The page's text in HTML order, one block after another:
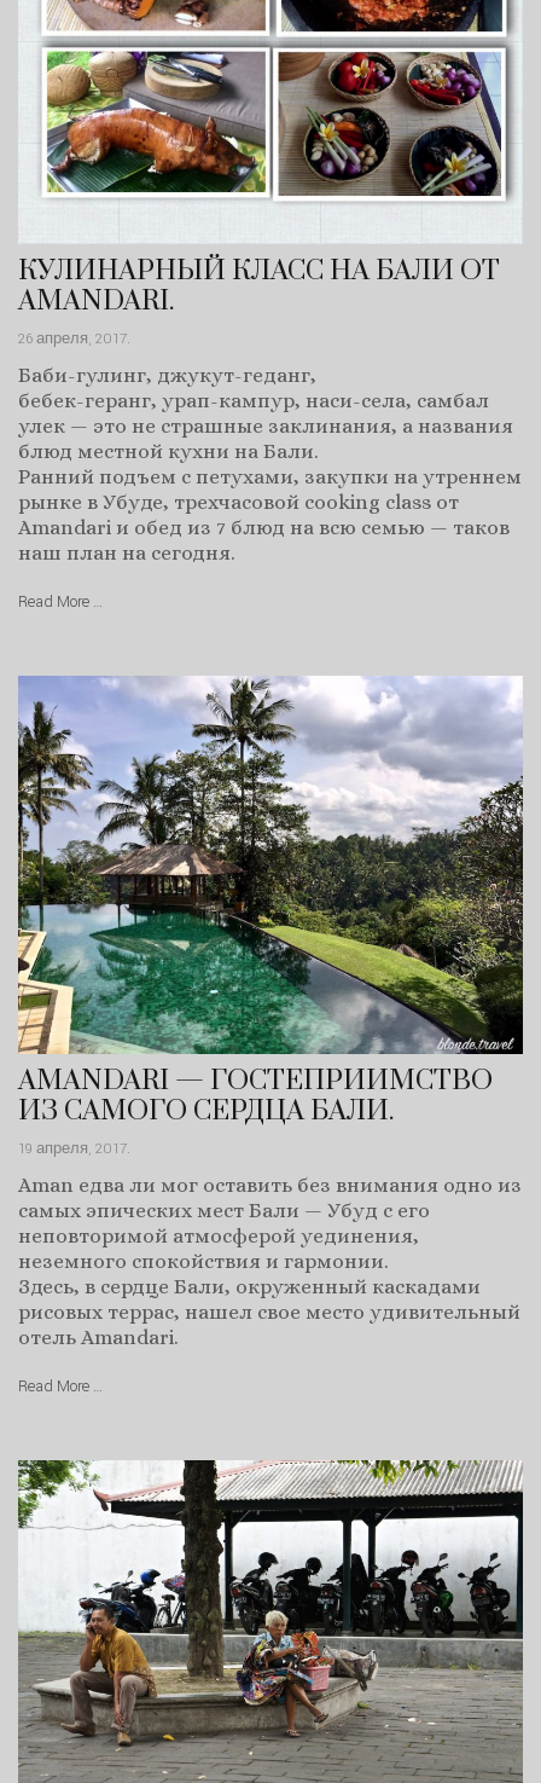
КУЛИНАРНЫЙ КЛАСС НА БАЛИ ОТ
AMANDARI.
26 апреля, 2017.
Баби-гулинг, джукут-геданг,
бебек-геранг, урап-кампур, наси-села, самбал
улек — это не страшные заклинания, а названия
блюд местной кухни на Бали.
Ранний подъем с петухами, закупки на утреннем
рынке в Убуде, трехчасовой cooking class от
Amandari и обед из 7 блюд на всю семью — таков
наш план на сегодня.
Read More …
AMANDARI — ГОСТЕПРИИМСТВО
ИЗ САМОГО СЕРДЦА БАЛИ.
19 апреля, 2017.
Aman едва ли мог оставить без внимания одно из
самых эпических мест Бали — Убуд с его
неповторимой атмосферой уединения,
неземного спокойствия и гармонии.
Здесь, в сердце Бали, окруженный каскадами
рисовых террас, нашел свое место удивительный
отель Amandari.
Read More …